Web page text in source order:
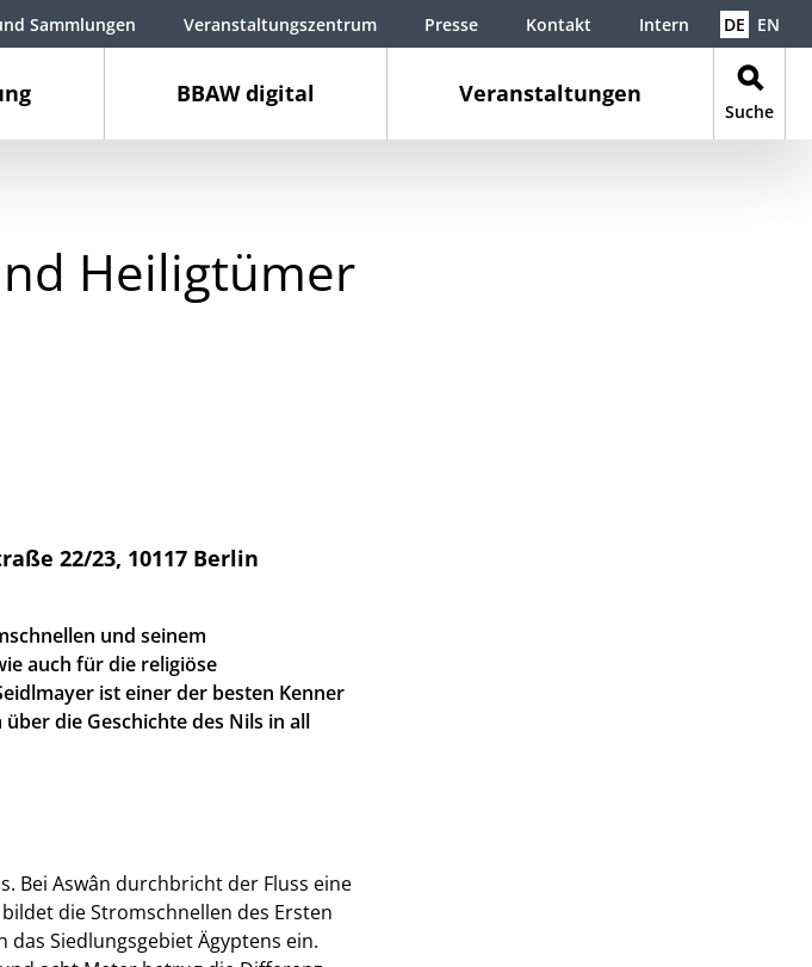
BBAW digital Veranstaltungen
Suche
Sammlungen Veranstaltungszentrum Presse Kontakt Intern DE EN
Heiligtümer
22/23, 10117 Berlin
und seinem
auch für die religiöse
ist einer der besten Kenner
die Geschichte des Nils in all
Bei Aswân durchbricht der Fluss eine
die Stromschnellen des Ersten
Siedlungsgebiet Ägyptens ein.